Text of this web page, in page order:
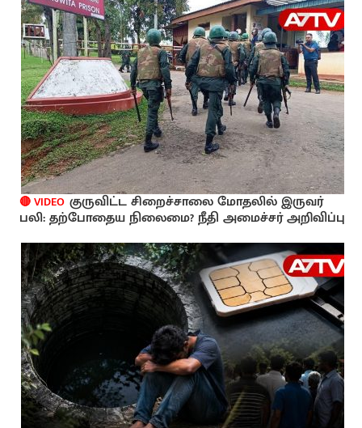
🔴 VIDEOகுருவிட்ட சிறைச்சாலை மோதலில் இருவர்
பலி: தற்போதைய நிலைமை? நீதி அமைச்சர் அறிவிப்பு